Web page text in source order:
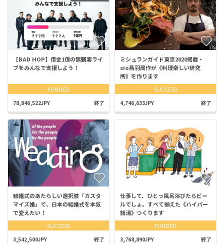
【BAD HOP】借金1億の無観客ライ
ブをみんなで支援しよう！
FUNDED
78,846,522JPY 終了
ミシュランガイド東京2020掲載・
sio鳥羽周作が《料理楽しい研究
所》を作ります
SUCCESS
4,746,633JPY 終了
結婚式のあたらしい選択肢「カスタ
マイズ婚」で、日本の結婚式を本気
で変えたい！
SUCCESS
3,542,500JPY 終了
仕事して、ひとっ風呂浴びたらビー
ルでしょ。すべて揃えた《ハイパー
銭湯》つくります
FUNDED
3,768,890JPY 終了